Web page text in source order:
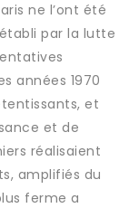
ne l’ont été
par la lutte
années 1970
et
et de
réalisaient
amplifiés du
ferme a